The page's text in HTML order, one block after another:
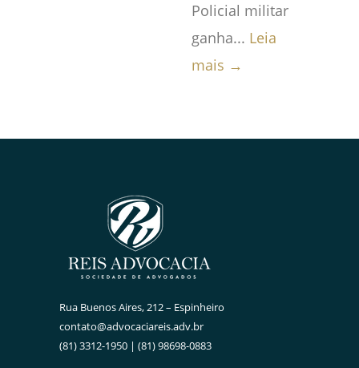
Policial militar
ganha... Leia
mais →
Rua Buenos Aires, 212 – Espinheiro
contato@advocaciareis.adv.br
(81) 3312-1950 | (81) 98698-0883